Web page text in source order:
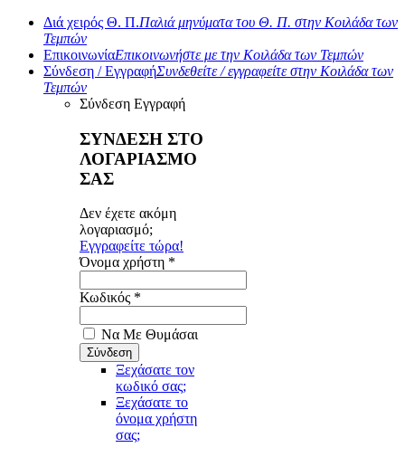
Διά χειρός Θ. Π.Παλιά μηνύματα του Θ. Π. στην Κοιλάδα των
Τεμπών
ΕπικοινωνίαΕπικοινωνήστε με την Κοιλάδα των Τεμπών
Σύνδεση / ΕγγραφήΣυνδεθείτε / εγγραφείτε στην Κοιλάδα των
Τεμπών
Σύνδεση Εγγραφή
ΣΥΝΔΕΣΗ ΣΤΟ
ΛΟΓΑΡΙΑΣΜΟ
ΣΑΣ
Δεν έχετε ακόμη
λογαριασμό;
Εγγραφείτε τώρα!
Όνομα χρήστη *
Κωδικός *
Να Με Θυμάσαι
Ξεχάσατε τον
κωδικό σας;
Ξεχάσατε το
όνομα χρήστη
σας;